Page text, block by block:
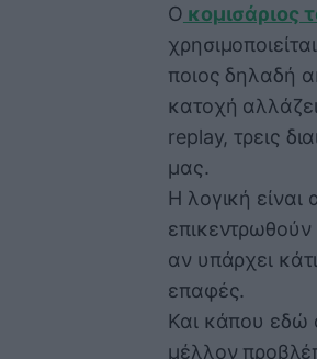
Ο κομισάριος
ποιος δηλαδή
κατοχή
replay, τρεις
μας.
Η λογική είναι
αν υπάρχει
επαφές.
Και κάπου εδώ
μέλλον